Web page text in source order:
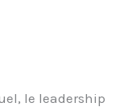
le leadership